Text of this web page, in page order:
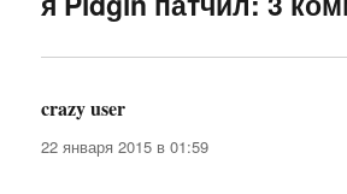
crazy user
22 января 2015 в 01:59